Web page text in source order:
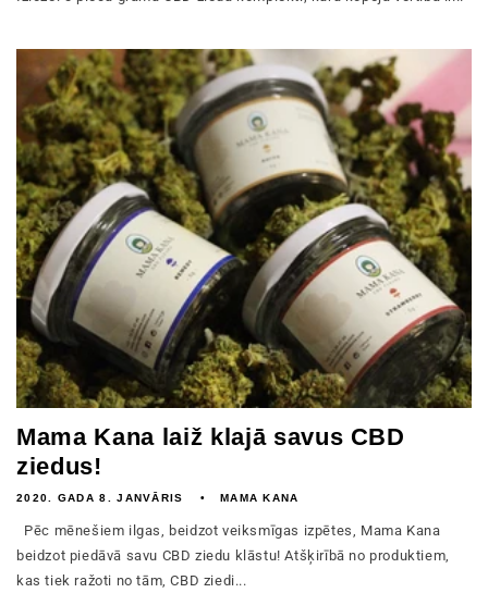
Mama Kana laiž klajā savus CBD
ziedus!
2020. GADA 8. JANVĀRIS MAMA KANA
Pēc mēnešiem ilgas, beidzot veiksmīgas izpētes, Mama Kana
beidzot piedāvā savu CBD ziedu klāstu! Atšķirībā no produktiem,
kas tiek ražoti no tām, CBD ziedi...